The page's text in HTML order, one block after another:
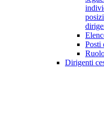
Posti
Dirigenti